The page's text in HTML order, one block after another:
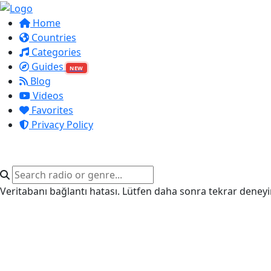
Home
Countries
Categories
Guides
NEW
Blog
Videos
Favorites
Privacy Policy
Veritabanı bağlantı hatası. Lütfen daha sonra tekrar